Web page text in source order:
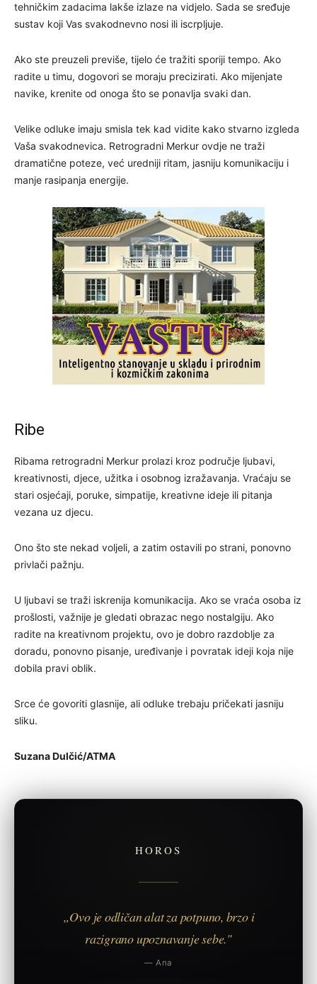
tehničkim zadacima lakše izlaze na vidjelo. Sada se sređuje
sustav koji Vas svakodnevno nosi ili iscrpljuje.
Ako ste preuzeli previše, tijelo će tražiti sporiji tempo. Ako
radite u timu, dogovori se moraju precizirati. Ako mijenjate
navike, krenite od onoga što se ponavlja svaki dan.
Velike odluke imaju smisla tek kad vidite kako stvarno izgleda
Vaša svakodnevica. Retrogradni Merkur ovdje ne traži
dramatične poteze, već uredniji ritam, jasniju komunikaciju i
manje rasipanja energije.
Ribe
Ribama retrogradni Merkur prolazi kroz područje ljubavi,
kreativnosti, djece, užitka i osobnog izražavanja. Vraćaju se
stari osjećaji, poruke, simpatije, kreativne ideje ili pitanja
vezana uz djecu.
Ono što ste nekad voljeli, a zatim ostavili po strani, ponovno
privlači pažnju.
U ljubavi se traži iskrenija komunikacija. Ako se vraća osoba iz
prošlosti, važnije je gledati obrazac nego nostalgiju. Ako
radite na kreativnom projektu, ovo je dobro razdoblje za
doradu, ponovno pisanje, uređivanje i povratak ideji koja nije
dobila pravi oblik.
Srce će govoriti glasnije, ali odluke trebaju pričekati jasniju
sliku.
Suzana Dulčić/ATMA
HOROS
„Ovo je odličan alat za potpuno, brzo i
razigrano upoznavanje sebe."
— Ana